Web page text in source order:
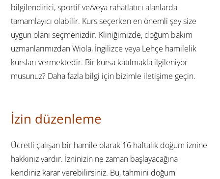
bilgilendirici, sportif ve/veya rahatlatıcı alanlarda
tamamlayıcı olabilir. Kurs seçerken en önemli şey size
uygun olanı seçmenizdir. Kliniğimizde, doğum bakım
uzmanlarımızdan Wiola, İngilizce veya Lehçe hamilelik
kursları vermektedir. Bir kursa katılmakla ilgileniyor
musunuz? Daha fazla bilgi için bizimle iletişime geçin.
İzin düzenleme
Ücretli çalışan bir hamile olarak 16 haftalık doğum iznine
hakkınız vardır. İzninizin ne zaman başlayacağına
kendiniz karar verebilirsiniz. Bu, tahmini doğum